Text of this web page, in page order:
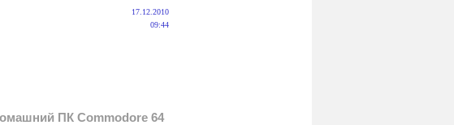
ПК Commodore 64
17.12.2010
09:44